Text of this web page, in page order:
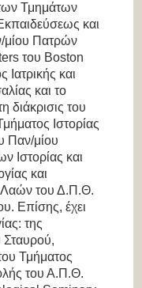
Τμημάτων
και
μίου Πατρών
του Boston
και
και το
διάκρισις του
Ιστορίας
Παν/μίου
Ιστορίας και
και
Λαών του Δ.Π.Θ.
Επίσης, έχει
της
Σταυρού,
Τμήματος
του Α.Π.Θ.